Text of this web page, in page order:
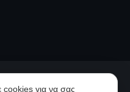
cookies για να σας